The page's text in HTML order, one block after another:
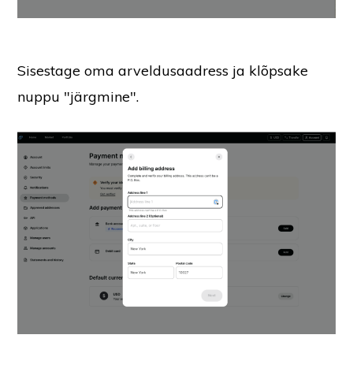
Sisestage oma arveldusaadress ja klõpsake
nuppu "järgmine".